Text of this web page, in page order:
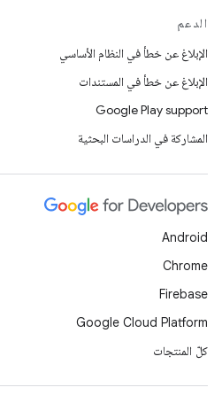
الدعم
الإبلاغ عن خطأ في النظام الأساسي
الإبلاغ عن خطأ في المستندات
Google Play support
المشاركة في الدراسات البحثية
Android
Chrome
Firebase
Google Cloud Platform
كلّ المنتجات